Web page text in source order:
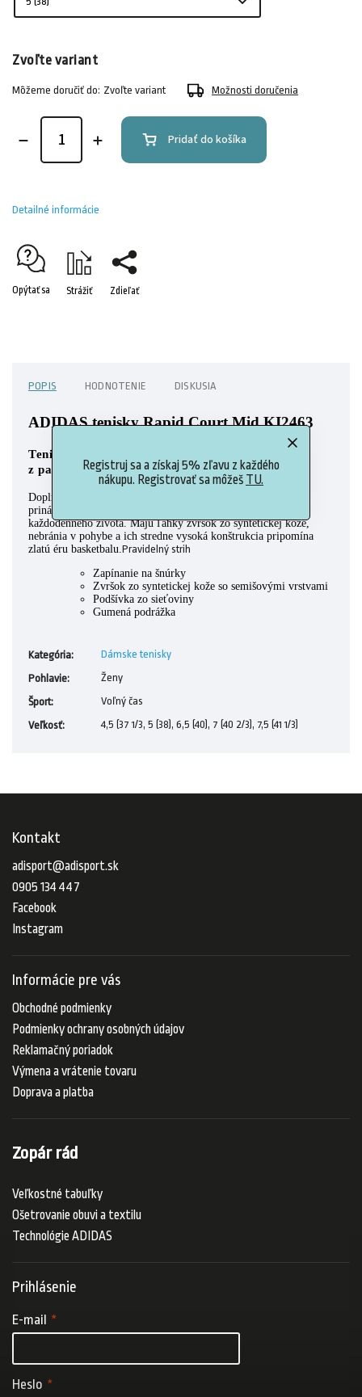
Registruj sa a získaj 5% zľavu z každého
nákupu. Registrovať sa môžeš TU.
Zvoľte variant
Môžeme doručiť do: Zvoľte variant Možnosti doručenia
Pridať do košíka
Detailné informácie
Opýtať sa Strážiť Zdieľať
POPIS HODNOTENIE DISKUSIA
ADIDAS tenisky Rapid Court Mid KI2463
Tenisky inšpirované kultovým vzhľadom
z paluboviek.
Doplň šatník poriadnou dávkou štýlu. Tieto tenisky adidas
prinášajú podporu a stabilitu basketbalových modelov do
každodenného života. Majú ľahký zvršok zo syntetickej kože,
nebránia v pohybe a ich stredne vysoká konštrukcia pripomína
zlatú éru basketbalu.Pravidelný strih
Zapínanie na šnúrky
Zvršok zo syntetickej kože so semišovými vrstvami
Podšívka zo sieťoviny
Gumená podrážka
Kategória:
Dámske tenisky
Pohlavie:
Ženy
Šport:
Voľný čas
Veľkosť: 4,5 (37 1/3, 5 (38), 6,5 (40), 7 (40 2/3), 7,5 (41 1/3)
Kontakt
adisport@adisport.sk
0905 134 447
Facebook
Instagram
Informácie pre vás
Obchodné podmienky
Podmienky ochrany osobných údajov
Reklamačný poriadok
Výmena a vrátenie tovaru
Doprava a platba
Zopár rád
Veľkostné tabuľky
Ošetrovanie obuvi a textilu
Technológie ADIDAS
Prihlásenie
E-mail
Heslo